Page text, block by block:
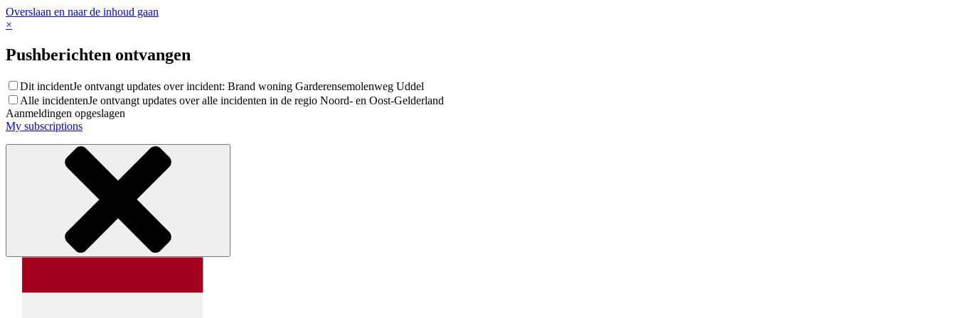
Overslaan en naar de inhoud gaan
×
Pushberichten ontvangen
Dit incidentJe ontvangt updates over incident: Brand woning Garderensemolenweg Uddel
Alle incidentenJe ontvangt updates over alle incidenten in de regio Noord- en Oost-Gelderland
Aanmeldingen opgeslagen
My subscriptions